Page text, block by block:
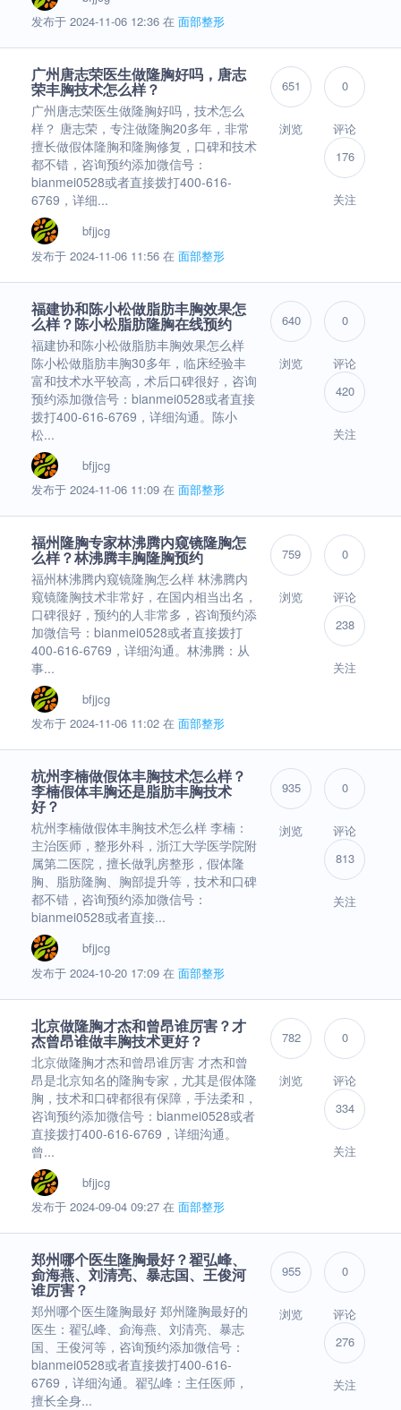
发布于 2024-11-06 12:36 在 面部整形
广州唐志荣医生做隆胸好吗，唐志
荣丰胸技术怎么样？
广州唐志荣医生做隆胸好吗，技术怎么
样？ 唐志荣，专注做隆胸20多年，非常
擅长做假体隆胸和隆胸修复，口碑和技术
都不错，咨询预约添加微信号：
bianmei0528或者直接拨打400-616-
6769，详细...
bfjjcg
发布于 2024-11-06 11:56 在 面部整形
651
浏览
0
评论
176
关注
福建协和陈小松做脂肪丰胸效果怎
么样？陈小松脂肪隆胸在线预约
福建协和陈小松做脂肪丰胸效果怎么样
陈小松做脂肪丰胸30多年，临床经验丰
富和技术水平较高，术后口碑很好，咨询
预约添加微信号：bianmei0528或者直接
拨打400-616-6769，详细沟通。陈小
松...
bfjjcg
发布于 2024-11-06 11:09 在 面部整形
640
浏览
0
评论
420
关注
福州隆胸专家林沸腾内窥镜隆胸怎
么样？林沸腾丰胸隆胸预约
福州林沸腾内窥镜隆胸怎么样 林沸腾内
窥镜隆胸技术非常好，在国内相当出名，
口碑很好，预约的人非常多，咨询预约添
加微信号：bianmei0528或者直接拨打
400-616-6769，详细沟通。林沸腾：从
事...
bfjjcg
发布于 2024-11-06 11:02 在 面部整形
759
浏览
0
评论
238
关注
杭州李楠做假体丰胸技术怎么样？
李楠假体丰胸还是脂肪丰胸技术
好？
杭州李楠做假体丰胸技术怎么样 李楠：
主治医师，整形外科，浙江大学医学院附
属第二医院，擅长做乳房整形，假体隆
胸、脂肪隆胸、胸部提升等，技术和口碑
都不错，咨询预约添加微信号：
bianmei0528或者直接...
bfjjcg
发布于 2024-10-20 17:09 在 面部整形
935
浏览
0
评论
813
关注
北京做隆胸才杰和曾昂谁厉害？才
杰曾昂谁做丰胸技术更好？
北京做隆胸才杰和曾昂谁厉害 才杰和曾
昂是北京知名的隆胸专家，尤其是假体隆
胸，技术和口碑都很有保障，手法柔和，
咨询预约添加微信号：bianmei0528或者
直接拨打400-616-6769，详细沟通。
曾...
bfjjcg
发布于 2024-09-04 09:27 在 面部整形
782
浏览
0
评论
334
关注
郑州哪个医生隆胸最好？翟弘峰、
侴海燕、刘清亮、暴志国、王俊河
谁厉害？
郑州哪个医生隆胸最好 郑州隆胸最好的
医生：翟弘峰、侴海燕、刘清亮、暴志
国、王俊河等，咨询预约添加微信号：
bianmei0528或者直接拨打400-616-
6769，详细沟通。翟弘峰：主任医师，
擅长全身...
955
浏览
0
评论
276
关注